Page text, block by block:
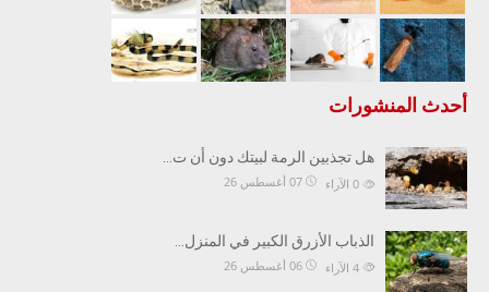
أحدث المنشورات
هل تجذبين الرمة لبيتك دون أن ت…
07 أغسطس 26 الآراء
الذباب الأزرق الكبير في المنزل…
06 أغسطس 26 الآراء